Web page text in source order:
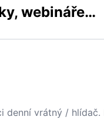
webináře…
denní vrátný / hlídač.